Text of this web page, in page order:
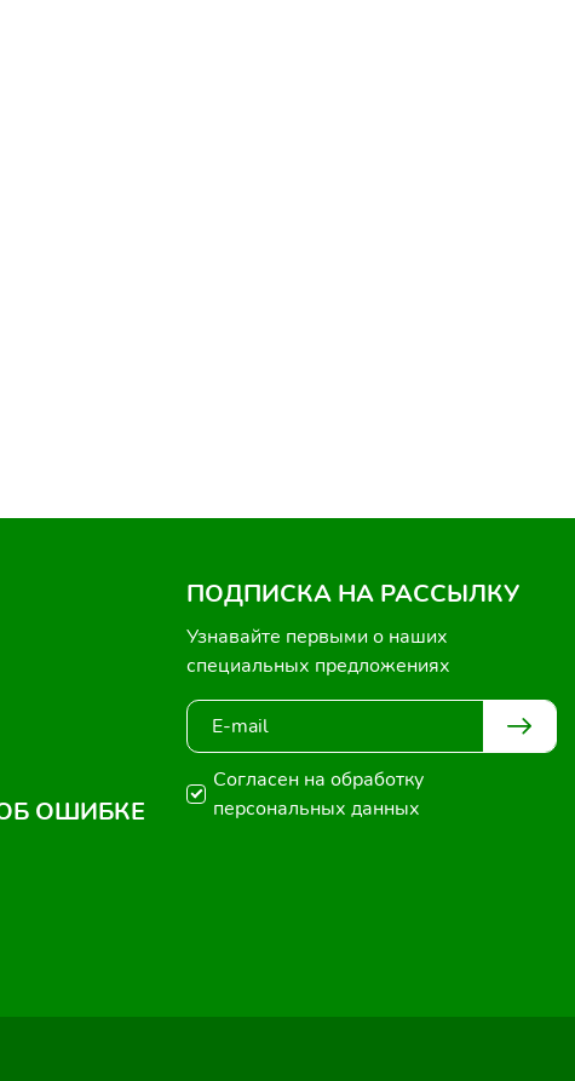
ОШИБКЕ
ПОДПИСКА НА РАССЫЛКУ
Узнавайте первыми о наших
специальных предложениях
Согласен на обработку
персональных данных